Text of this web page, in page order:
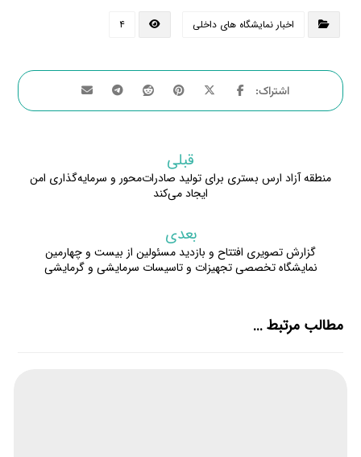
اخبار نمایشگاه های داخلی ۴
قبلی
منطقه آزاد ارس بستری برای تولید صادرات‌محور و سرمایه‌گذاری امن
ایجاد می‌کند
بعدی
گزارش تصویری افتتاح و بازدید مسئولین از بیست و چهارمین
نمایشگاه تخصصی تجهیزات و تاسیسات سرمایشی و گرمایشی
مطالب مرتبط ...